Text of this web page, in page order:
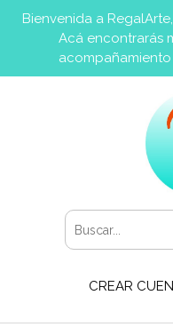
Bienvenida a
Acá encontrarás
CREAR